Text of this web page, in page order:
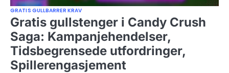
GRATIS GULLBARRER KRAV
Gratis gullstenger i Candy Crush
Saga: Kampanjehendelser,
Tidsbegrensede utfordringer,
Spillerengasjement